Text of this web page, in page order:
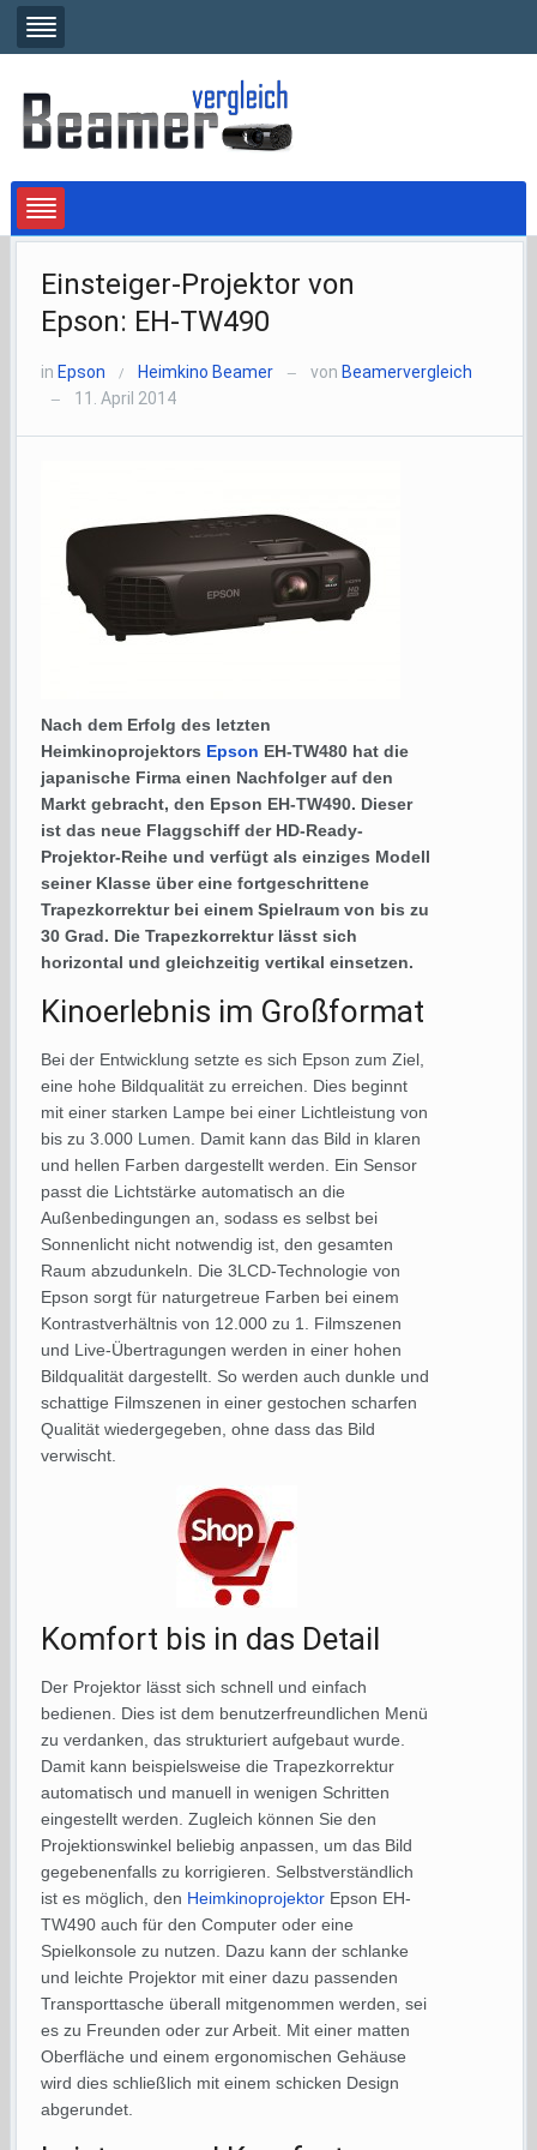
Einsteiger-Projektor von
Epson: EH-TW490
in Epson / Heimkino Beamer — von Beamervergleich
— 11. April 2014
Nach dem Erfolg des letzten
Heimkinoprojektors Epson EH-TW480 hat die
japanische Firma einen Nachfolger auf den
Markt gebracht, den Epson EH-TW490. Dieser
ist das neue Flaggschiff der HD-Ready-
Projektor-Reihe und verfügt als einziges Modell
seiner Klasse über eine fortgeschrittene
Trapezkorrektur bei einem Spielraum von bis zu
30 Grad. Die Trapezkorrektur lässt sich
horizontal und gleichzeitig vertikal einsetzen.
Kinoerlebnis im Großformat
Bei der Entwicklung setzte es sich Epson zum Ziel,
eine hohe Bildqualität zu erreichen. Dies beginnt
mit einer starken Lampe bei einer Lichtleistung von
bis zu 3.000 Lumen. Damit kann das Bild in klaren
und hellen Farben dargestellt werden. Ein Sensor
passt die Lichtstärke automatisch an die
Außenbedingungen an, sodass es selbst bei
Sonnenlicht nicht notwendig ist, den gesamten
Raum abzudunkeln. Die 3LCD-Technologie von
Epson sorgt für naturgetreue Farben bei einem
Kontrastverhältnis von 12.000 zu 1. Filmszenen
und Live-Übertragungen werden in einer hohen
Bildqualität dargestellt. So werden auch dunkle und
schattige Filmszenen in einer gestochen scharfen
Qualität wiedergegeben, ohne dass das Bild
verwischt.
Komfort bis in das Detail
Der Projektor lässt sich schnell und einfach
bedienen. Dies ist dem benutzerfreundlichen Menü
zu verdanken, das strukturiert aufgebaut wurde.
Damit kann beispielsweise die Trapezkorrektur
automatisch und manuell in wenigen Schritten
eingestellt werden. Zugleich können Sie den
Projektionswinkel beliebig anpassen, um das Bild
gegebenenfalls zu korrigieren. Selbstverständlich
ist es möglich, den Heimkinoprojektor Epson EH-
TW490 auch für den Computer oder eine
Spielkonsole zu nutzen. Dazu kann der schlanke
und leichte Projektor mit einer dazu passenden
Transporttasche überall mitgenommen werden, sei
es zu Freunden oder zur Arbeit. Mit einer matten
Oberfläche und einem ergonomischen Gehäuse
wird dies schließlich mit einem schicken Design
abgerundet.